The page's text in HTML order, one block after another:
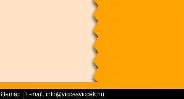
| E-mail: info@viccesviccek.hu